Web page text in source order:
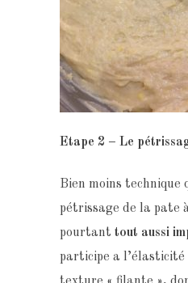
Etape 2 – Le
Bien moins technique
pétrissage de la pate
pourtant tout aussi
participe a